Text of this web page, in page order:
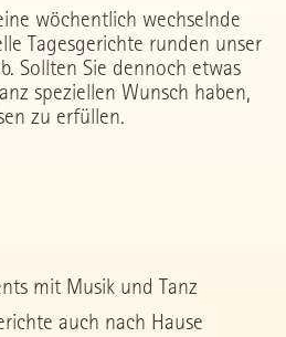
wöchentlich wechselnde
Tagesgerichte runden unser
Sollten Sie dennoch etwas
speziellen Wunsch haben,
zu erfüllen.
mit Musik und Tanz
auch nach Hause